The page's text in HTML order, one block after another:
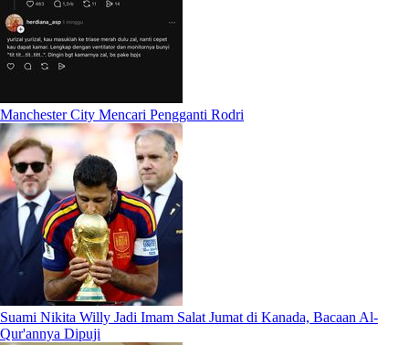
Manchester City Mencari Pengganti Rodri
Suami Nikita Willy Jadi Imam Salat Jumat di Kanada, Bacaan Al-
Qur'annya Dipuji